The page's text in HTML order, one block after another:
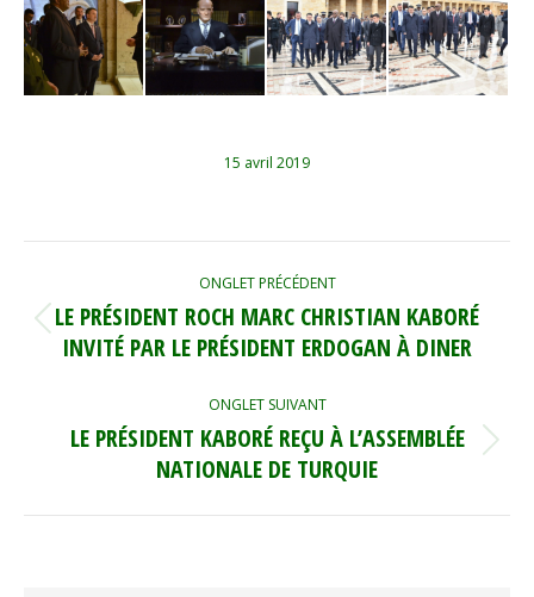
15 avril 2019
NAVIGATION
DE
COMMENTAIRE
ONGLET PRÉCÉDENT
Onglet
précédent
LE PRÉSIDENT ROCH MARC CHRISTIAN KABORÉ
INVITÉ PAR LE PRÉSIDENT ERDOGAN À DINER
ONGLET SUIVANT
Onglet
suivant
LE PRÉSIDENT KABORÉ REÇU À L’ASSEMBLÉE
NATIONALE DE TURQUIE